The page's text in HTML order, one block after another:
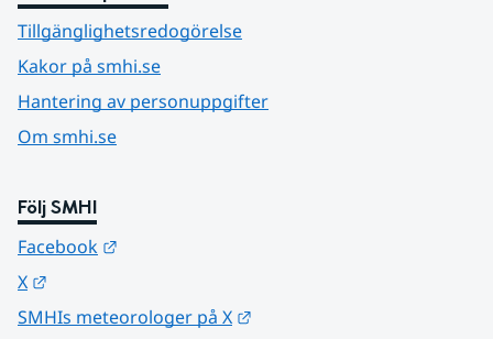
Tillgänglighetsredogörelse
Kakor på smhi.se
Hantering av personuppgifter
Om smhi.se
Följ SMHI
Facebook
X
SMHIs meteorologer på X